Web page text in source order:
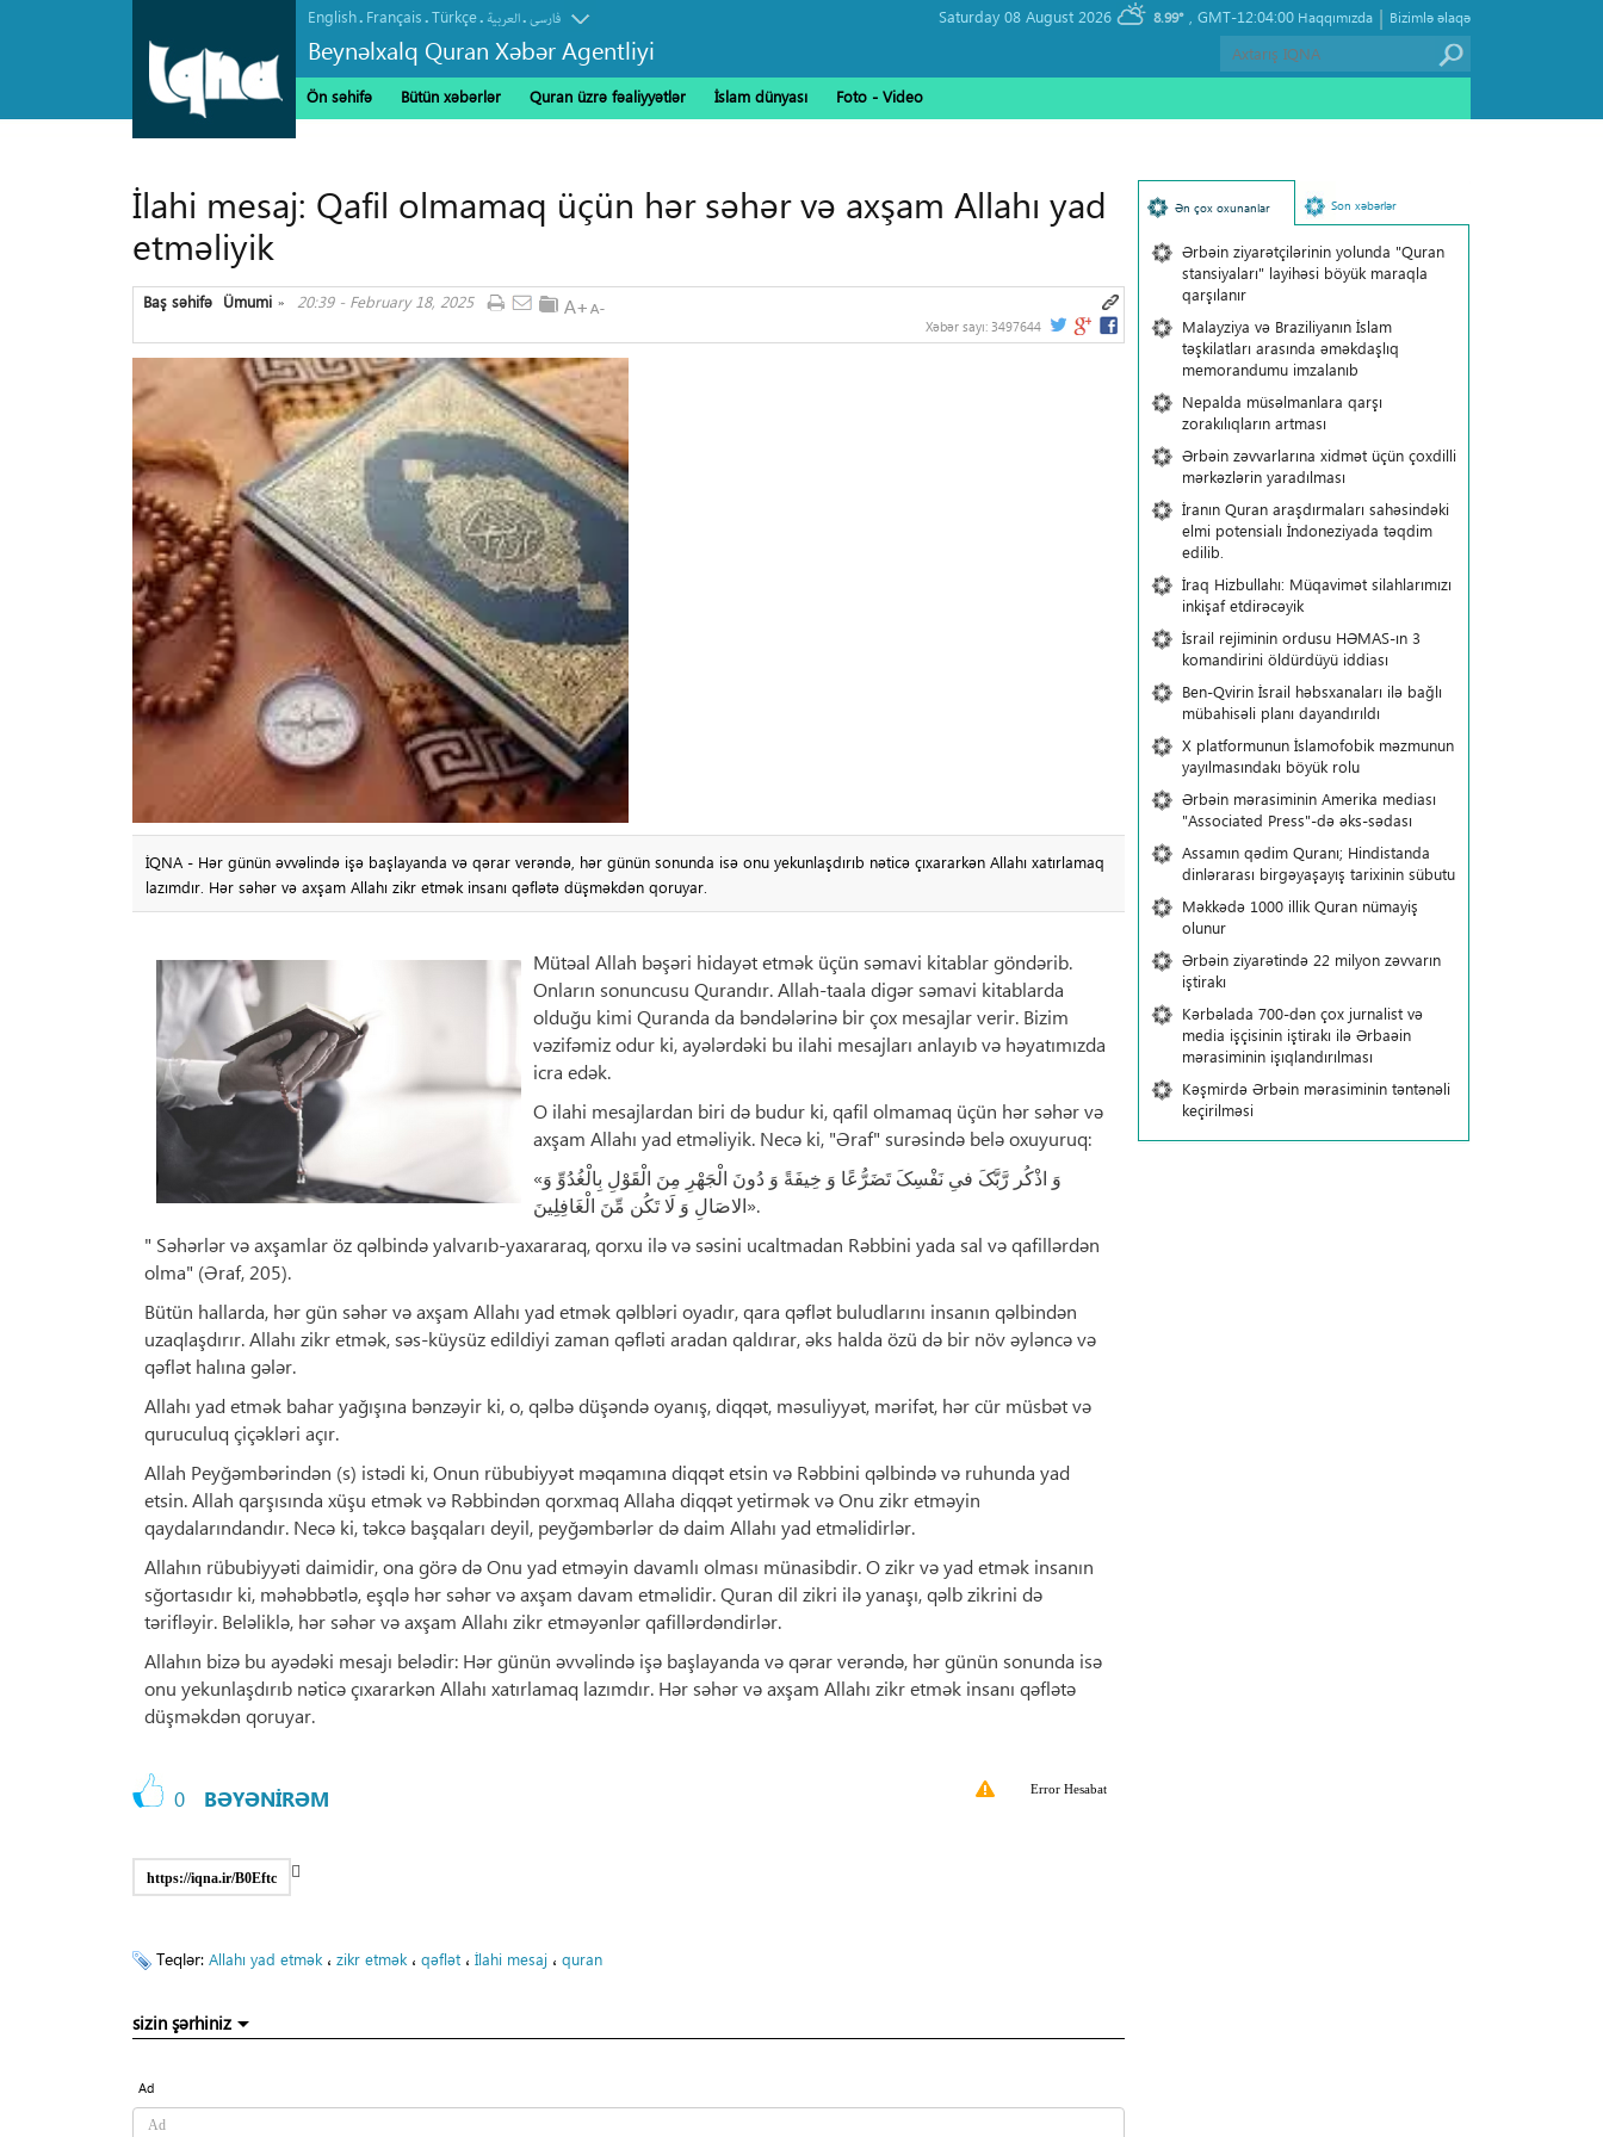
English. Français.Türkçe. العربیة.فارسی
Beynəlxalq Quran Xəbər Agentliyi
GMT-12:04:00
8.99° Bizimlə əlaqə
|
Haqqımızda
Ön səhifə Bütün xəbərlər Quran üzrə fəaliyyətlər İslam dünyası Foto - Video
İlahi mesaj: Qafil olmamaq üçün hər səhər və axşam Allahı yad
etməliyik
Baş səhifə »
Ümumi 20:39 - February 18, 2025
Xəbər sayı: 3497644
İQNA - Hər günün əvvəlində işə başlayanda və qərar verəndə, hər günün sonunda isə onu yekunlaşdırıb nəticə çıxararkən Allahı xatırlamaq
lazımdır. Hər səhər və axşam Allahı zikr etmək insanı qəflətə düşməkdən qoruyar.
Mütəal Allah bəşəri hidayət etmək üçün səmavi kitablar göndərib.
Onların sonuncusu Qurandır. Allah-taala digər səmavi kitablarda
olduğu kimi Quranda da bəndələrinə bir çox mesajlar verir. Bizim
vəzifəmiz odur ki, ayələrdəki bu ilahi mesajları anlayıb və həyatımızda
icra edək.
O ilahi mesajlardan biri də budur ki, qafil olmamaq üçün hər səhər və
axşam Allahı yad etməliyik. Necə ki, "Əraf" surəsində belə oxuyuruq:
«وَ اذْکُر رَّبَّکَ فىِ نَفْسِکَ تَضَرُّعًا وَ خِیفَةً وَ دُونَ الْجَهْرِ مِنَ الْقَوْلِ بِالْغُدُوِّ وَ
الاصَالِ وَ لَا تَکُن مِّنَ الْغَافِلِینَ».
" Səhərlər və axşamlar öz qəlbində yalvarıb-yaxararaq, qorxu ilə və səsini ucaltmadan Rəbbini yada sal və qafillərdən
olma" (Əraf, 205).
Bütün hallarda, hər gün səhər və axşam Allahı yad etmək qəlbləri oyadır, qara qəflət buludlarını insanın qəlbindən
uzaqlaşdırır. Allahı zikr etmək, səs-küysüz edildiyi zaman qəfləti aradan qaldırar, əks halda özü də bir növ əyləncə və
qəflət halına gələr.
Allahı yad etmək bahar yağışına bənzəyir ki, o, qəlbə düşəndə ​​oyanış, diqqət, məsuliyyət, mərifət, hər cür müsbət və
quruculuq çiçəkləri açır.
Allah Peyğəmbərindən (s) istədi ki, Onun rübubiyyət məqamına diqqət etsin və Rəbbini qəlbində və ruhunda yad
etsin. Allah qarşısında xüşu etmək və Rəbbindən qorxmaq Allaha diqqət yetirmək və Onu zikr etməyin
qaydalarındandır. Necə ki, təkcə başqaları deyil, peyğəmbərlər də daim Allahı yad etməlidirlər.
Allahın rübubiyyəti daimidir, ona görə də Onu yad etməyin davamlı olması münasibdir. O zikr və yad etmək insanın
sğortasıdır ki, məhəbbətlə, eşqlə hər səhər və axşam davam etməlidir. Quran dil zikri ilə yanaşı, qəlb zikrini də
tərifləyir. Beləliklə, hər səhər və axşam Allahı zikr etməyənlər qafillərdəndirlər.
Allahın bizə bu ayədəki mesajı belədir: Hər günün əvvəlində işə başlayanda və qərar verəndə, hər günün sonunda isə
onu yekunlaşdırıb nəticə çıxararkən Allahı xatırlamaq lazımdır. Hər səhər və axşam Allahı zikr etmək insanı qəflətə
düşməkdən qoruyar.
0 BƏYƏNİRƏM Error Hesabat
https://iqna.ir/B0Eftc
Teqlər: Allahı yad etmək، zikr etmək، qəflət ، İlahi mesaj ، quran
sizin şərhiniz
Ad
Ən çox oxunanlar Son xəbərlər
Ərbəin ziyarətçilərinin yolunda "Quran
stansiyaları" layihəsi böyük maraqla
qarşılanır
Malayziya və Braziliyanın İslam
təşkilatları arasında əməkdaşlıq
memorandumu imzalanıb
Nepalda müsəlmanlara qarşı
zorakılıqların artması
Ərbəin zəvvarlarına xidmət üçün çoxdilli
mərkəzlərin yaradılması
İranın Quran araşdırmaları sahəsindəki
elmi potensialı İndoneziyada təqdim
edilib.
İraq Hizbullahı: Müqavimət silahlarımızı
inkişaf etdirəcəyik
İsrail rejiminin ordusu HƏMAS-ın 3
komandirini öldürdüyü iddiası
Ben-Qvirin İsrail həbsxanaları ilə bağlı
mübahisəli planı dayandırıldı
X platformunun İslamofobik məzmunun
yayılmasındakı böyük rolu
Ərbəin mərasiminin Amerika mediası
"Associated Press"-də əks-sədası
Assamın qədim Quranı; Hindistanda
dinlərarası birgəyaşayış tarixinin sübutu
Məkkədə 1000 illik Quran nümayiş
olunur
Ərbəin ziyarətində 22 milyon zəvvarın
iştirakı
Kərbəlada 700-dən çox jurnalist və
media işçisinin iştirakı ilə Ərbaəin
mərasiminin işıqlandırılması
Kəşmirdə Ərbəin mərasiminin təntənəli
keçirilməsi